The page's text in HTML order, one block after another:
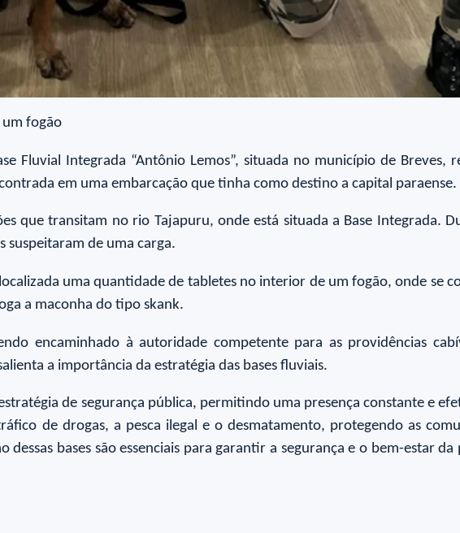
um fogão
Fluvial Integrada “Antônio Lemos”, situada no município de Breves,
em uma embarcação que tinha como destino a capital paraense.
que transitam no rio Tajapuru, onde está situada a Base Integrada.
suspeitaram de uma carga.
uma quantidade de tabletes no interior de um fogão, onde se
a maconha do tipo skank.
encaminhado à autoridade competente para as providências
a importância da estratégia das bases fluviais.
de segurança pública, permitindo uma presença constante e
de drogas, a pesca ilegal e o desmatamento, protegendo as
bases são essenciais para garantir a segurança e o bem-estar da